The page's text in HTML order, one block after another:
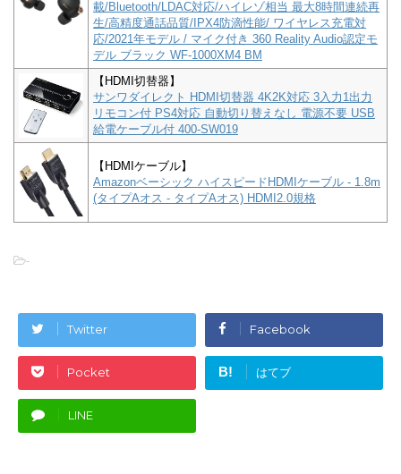
載/Bluetooth/LDAC対応/ハイレゾ相当 最大8時間連続再
生/高精度通話品質/IPX4防滴性能/ ワイヤレス充電対
応/2021年モデル / マイク付き 360 Reality Audio認定モ
デル ブラック WF-1000XM4 BM
【HDMI切替器】
サンワダイレクト HDMI切替器 4K2K対応 3入力1出力
リモコン付 PS4対応 自動切り替えなし 電源不要 USB
給電ケーブル付 400-SW019
【HDMIケーブル】
Amazonベーシック ハイスピードHDMIケーブル - 1.8m
(タイプAオス - タイプAオス) HDMI2.0規格
-
Twitter Facebook
Pocket B! はてブ
LINE